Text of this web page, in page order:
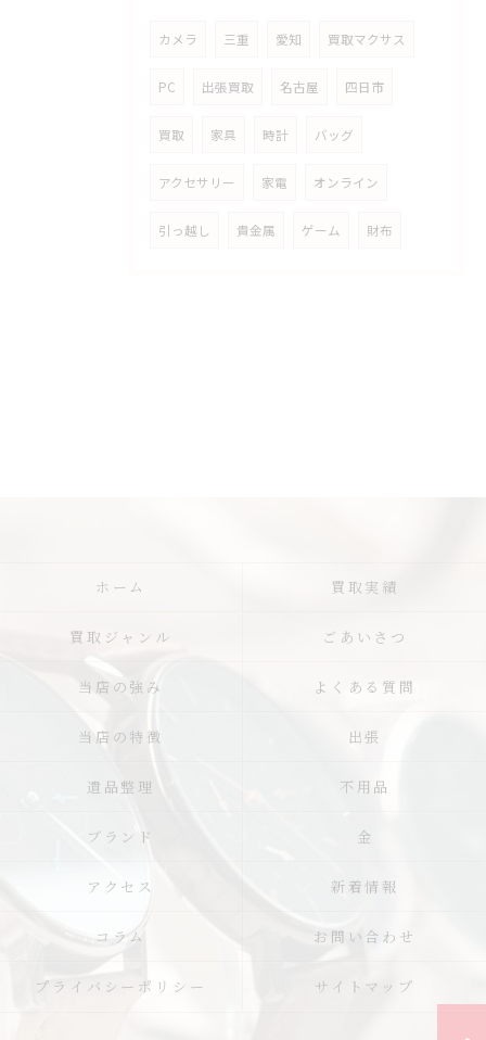
カメラ 三重 愛知 買取マクサス
PC 出張買取 名古屋 四日市
買取 家具 時計 バッグ
アクセサリー 家電 オンライン
引っ越し 貴金属 ゲーム 財布
ホーム 買取実績
買取ジャンル ごあいさつ
当店の強み よくある質問
当店の特徴 出張
遺品整理 不用品
ブランド 金
アクセス 新着情報
コラム お問い合わせ
プライバシーポリシー サイトマップ